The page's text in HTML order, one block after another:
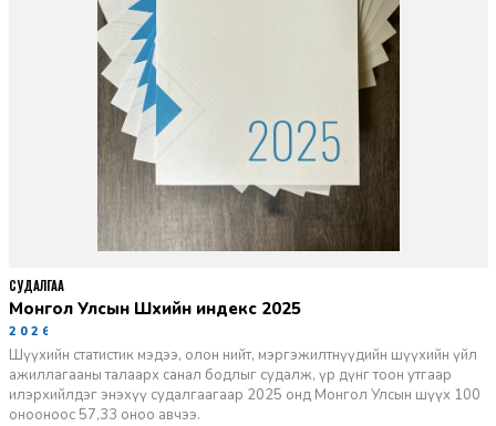
Монгол Улсын Шүүхийн индекс 2025
2026-06-11
Шүүхийн статистик мэдээ, олон нийт, мэргэжилтнүүдийн шүүхийн үйл
ажиллагааны талаарх санал бодлыг судалж, үр дүнг тоон утгаар
илэрхийлдэг энэхүү судалгаагаар 2025 онд Монгол Улсын шүүх 100
онооноос 57,33 оноо авчээ.
СУДАЛГАА